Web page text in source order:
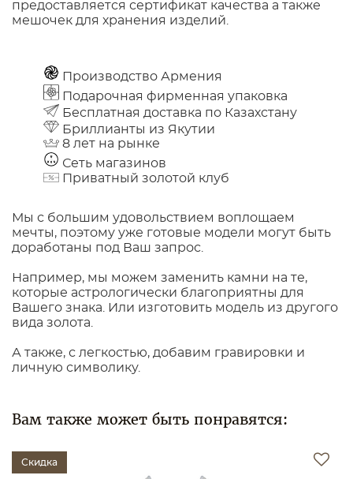
предоставляется сертификат качества а также
мешочек для хранения изделий.
Производство Армения
Подарочная фирменная упаковка
Бесплатная доставка по Казахстану
Бриллианты из Якутии
8 лет на рынке
Сеть магазинов
Приватный золотой клуб
Мы с большим удовольствием воплощаем
мечты, поэтому уже готовые модели могут быть
доработаны под Ваш запрос.
Например, мы можем заменить камни на те,
которые астрологически благоприятны для
Вашего знака. Или изготовить модель из другого
вида золота.
А также, с легкостью, добавим гравировки и
личную символику.
Вам также может быть понравятся:
Скидка